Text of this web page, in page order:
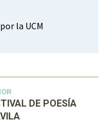
la UCM
DE POESÍA